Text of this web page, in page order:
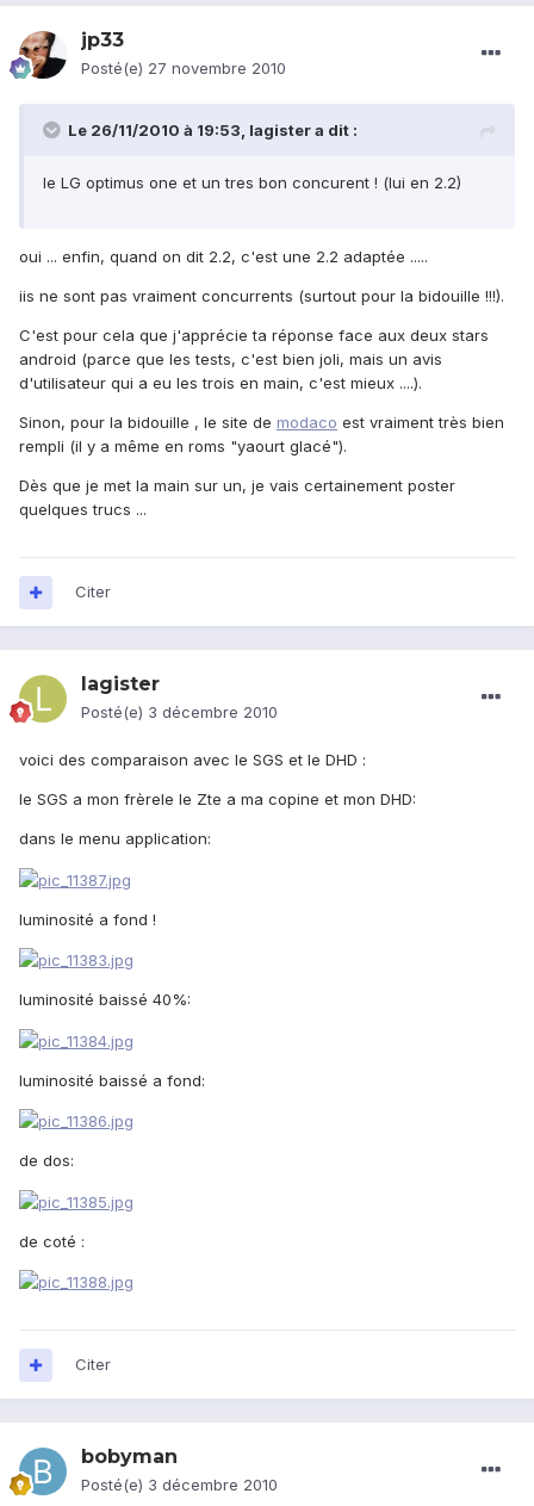
jp33
Posté(e) 27 novembre 2010
Le 26/11/2010 à 19:53, lagister a dit :
le LG optimus one et un tres bon concurent ! (lui en 2.2)
oui ... enfin, quand on dit 2.2, c'est une 2.2 adaptée .....
iis ne sont pas vraiment concurrents (surtout pour la bidouille !!!).
C'est pour cela que j'apprécie ta réponse face aux deux stars
android (parce que les tests, c'est bien joli, mais un avis
d'utilisateur qui a eu les trois en main, c'est mieux ....).
Sinon, pour la bidouille , le site de modaco est vraiment très bien
rempli (il y a même en roms "yaourt glacé").
Dès que je met la main sur un, je vais certainement poster
quelques trucs ...
Citer
lagister
Posté(e) 3 décembre 2010
voici des comparaison avec le SGS et le DHD :
le SGS a mon frèrele le Zte a ma copine et mon DHD:
dans le menu application:
luminosité a fond !
luminosité baissé 40%:
luminosité baissé a fond:
de dos:
de coté :
Citer
bobyman
Posté(e) 3 décembre 2010